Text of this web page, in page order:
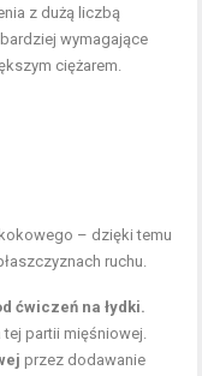
z dużą liczbą
wymagające
ciężarem.
– dzięki temu
ruchu.
ćwiczeń na łydki.
tej partii mięśniowej.
przez dodawanie